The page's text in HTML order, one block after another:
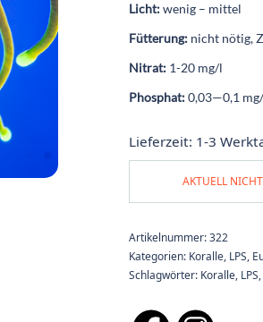
Licht:wenig – mittel
Fütterung: nicht nötig,
Nitrat: 1-20 mg/l
Phosphat:0,03—0,1
Lieferzeit: 1-3
AKTUELL
Artikelnummer:322
Kategorien: Koralle, LPS,
Schlagwörter: Koralle, LPS